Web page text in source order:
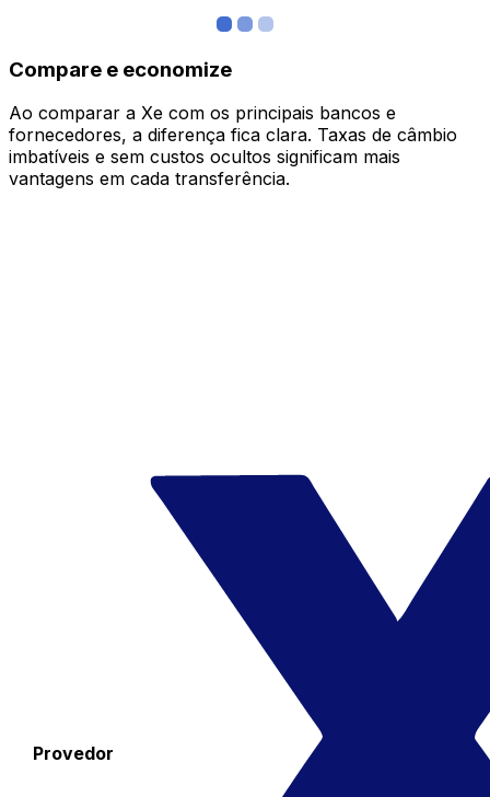
Compare e economize
Ao comparar a Xe com os principais bancos e
fornecedores, a diferença fica clara. Taxas de câmbio
imbatíveis e sem custos ocultos significam mais
vantagens em cada transferência.
Provedor